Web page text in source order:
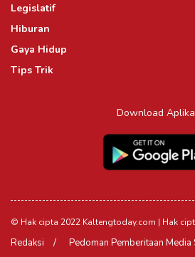
Legislatif
Hiburan
Gaya Hidup
Tips Trik
Download
© Hak cipta 2022 Kaltengtoday.com | Hak
Redaksi Pedoman Pemberitaan Media